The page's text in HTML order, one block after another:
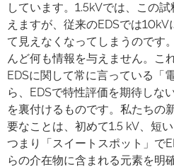
しています。1.5kVでは、この
えますが、従来のEDSでは
て見えなくなってしまうのです
んど何も情報を与えません。こ
EDSに関して常に言っている「
ら、EDSで特性評価を期待しな
を裏付けるものです。私たちの
要なことは、初めて1.5 kV、短
つまり「スイートスポット」で
らの介在物に含まれる元素を明